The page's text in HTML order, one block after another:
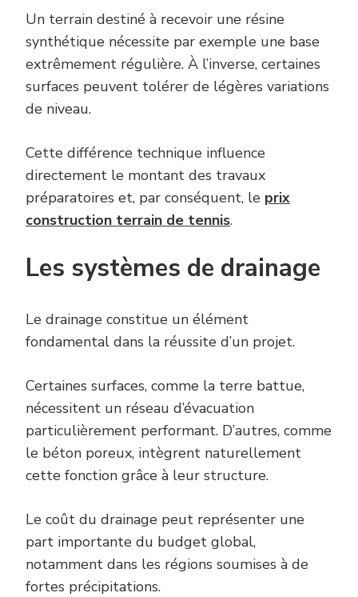
Un terrain destiné à recevoir une résine
synthétique nécessite par exemple une base
extrêmement régulière. À l’inverse, certaines
surfaces peuvent tolérer de légères variations
de niveau.
Cette différence technique influence
directement le montant des travaux
préparatoires et, par conséquent, le prix
construction terrain de tennis.
Les systèmes de drainage
Le drainage constitue un élément
fondamental dans la réussite d’un projet.
Certaines surfaces, comme la terre battue,
nécessitent un réseau d’évacuation
particulièrement performant. D’autres, comme
le béton poreux, intègrent naturellement
cette fonction grâce à leur structure.
Le coût du drainage peut représenter une
part importante du budget global,
notamment dans les régions soumises à de
fortes précipitations.